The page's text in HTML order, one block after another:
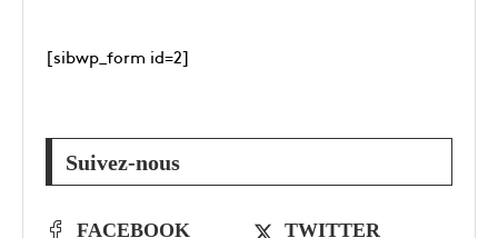
[sibwp_form id=2]
Suivez-nous
FACEBOOK
TWITTER